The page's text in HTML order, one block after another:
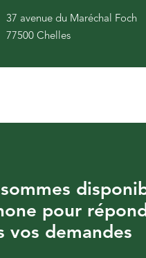
37 avenue du Maréchal Foch
77500 Chelles
pour
vos demandes